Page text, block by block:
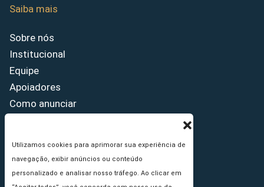
Utilizamos cookies para aprimorar sua experiência de
navegação, exibir anúncios ou conteúdo
personalizado e analisar nosso tráfego. Ao clicar em
Saiba mais
Sobre nós
Institucional
Equipe
Apoiadores
Como anunciar
Princípios Editoriais